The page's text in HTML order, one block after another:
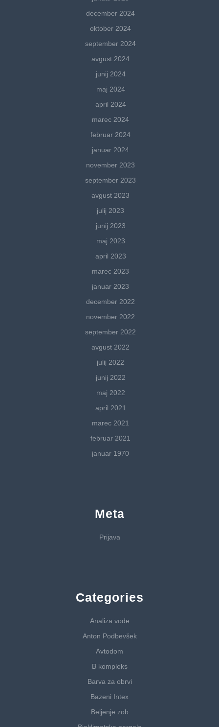
december 2024
oktober 2024
september 2024
avgust 2024
junij 2024
maj 2024
april 2024
marec 2024
februar 2024
januar 2024
november 2023
september 2023
avgust 2023
julij 2023
junij 2023
maj 2023
april 2023
marec 2023
januar 2023
december 2022
november 2022
september 2022
avgust 2022
julij 2022
junij 2022
maj 2022
april 2021
marec 2021
februar 2021
januar 1970
Meta
Prijava
Categories
Analiza vode
Anton Podbevšek
Avtodom
B kompleks
Barva za obrvi
Bazeni Intex
Beljenje zob